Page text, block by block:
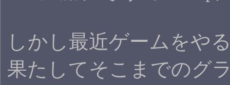
しかし最近ゲームをや
果たしてそこまでのグ